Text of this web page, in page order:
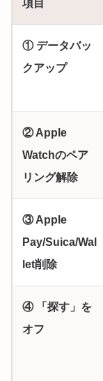
項目
① データバッ
クアップ
② Apple
Watchのペア
リング解除
③ Apple
Pay/Suica/Wal
let削除
④ 「探す」を
オフ